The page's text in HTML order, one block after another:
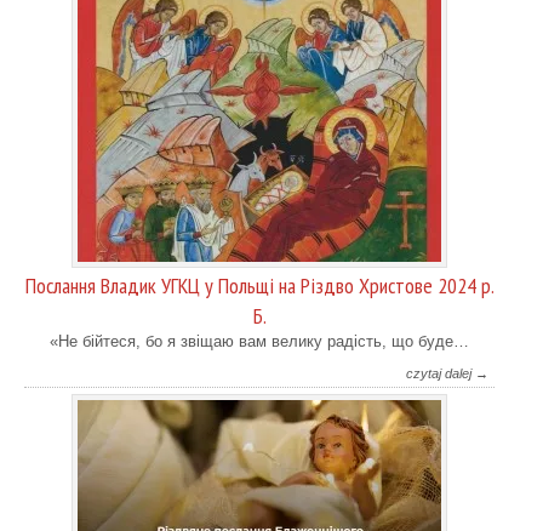
Послання Владик УГКЦ у Польщі на Різдво Христове 2024 р.
Б.
«Не бійтеся, бо я звіщаю вам велику радість, що буде…
czytaj dalej →